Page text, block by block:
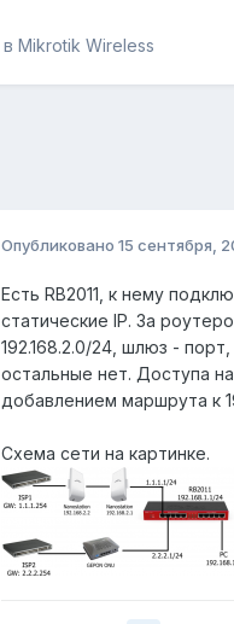
в Mikrotik Wireless
Опубликовано 15 сентября,
Есть RB2011, к нему
статические IP. За
192.168.2.0/24, шлюз -
остальные нет. Доступа
добавлением маршрута к
Схема сети на картинке.